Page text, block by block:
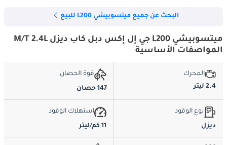
البحث عن جميع ميتسوبيشي L200 للبيع
ميتسوبيشي L200 جي إل إكس دبل كاب ديزل M/T 2.4L
المواصفات الأساسية
المحرك
2.4 ليتر
قوة الحصان
147 حصان
نوع الوقود
ديزل
استهلاك الوقود
11 كم/ليتر